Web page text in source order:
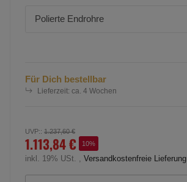
Polierte Endrohre
Für Dich bestellbar
Lieferzeit: ca. 4 Wochen
UVP:: 1.237,60 €
1.113,84 € 10%
inkl. 19% USt. , Versandkostenfreie Lieferung